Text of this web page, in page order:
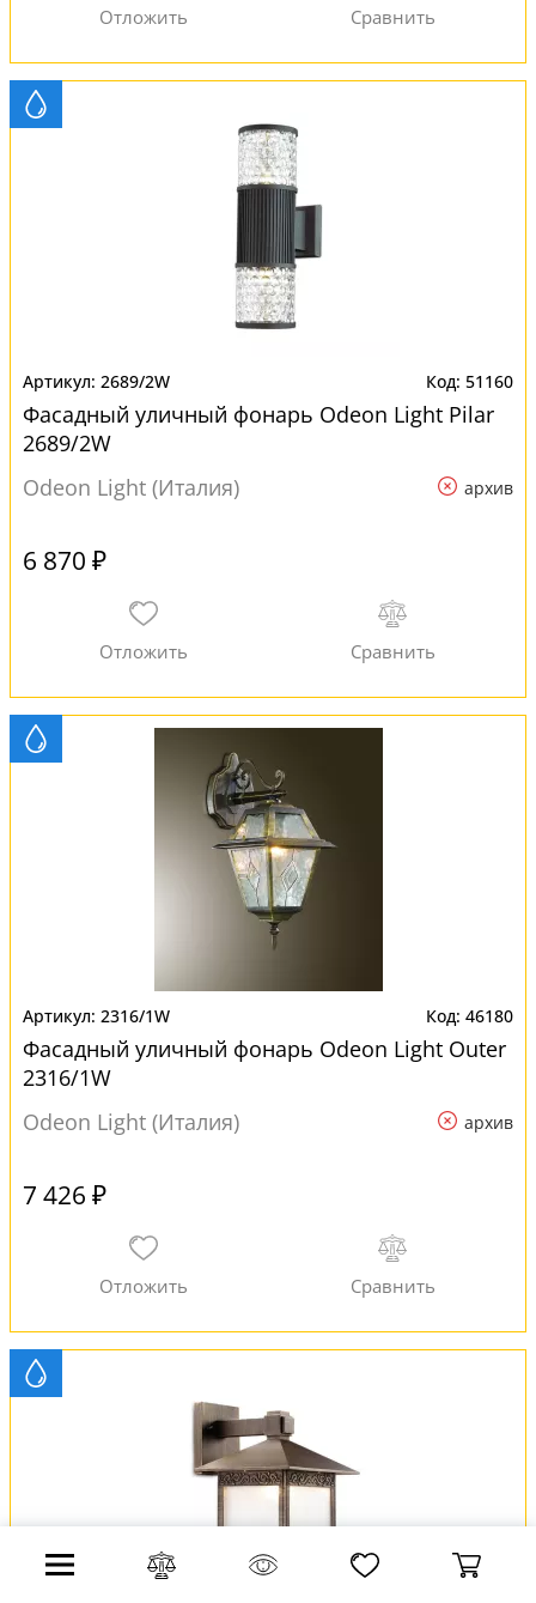
2689/2W 51160
Фасадный уличный фонарь Odeon Light Pilar
2689/2W
Odeon Light (Италия)
архив
6 870 ₽
2316/1W 46180
Фасадный уличный фонарь Odeon Light Outer
2316/1W
Odeon Light (Италия)
архив
7 426 ₽